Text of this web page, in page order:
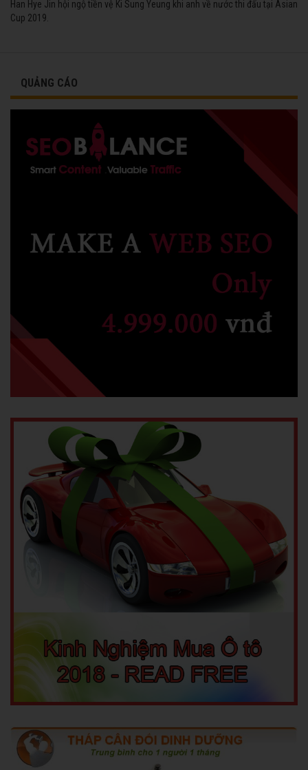
Han Hye Jin hội ngộ tiền vệ Ki Sung Yeung khi anh về nước thi đấu tại Asian
Cup 2019.
QUẢNG CÁO